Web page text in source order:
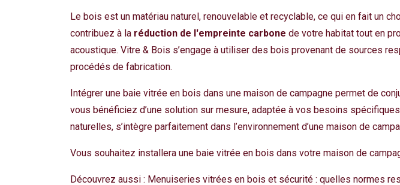
Le bois est un matériau naturel, renouvelable et recyclable, ce qui en fait un
contribuez à la réduction de l'empreinte carbone de votre habitat tout en
acoustique. Vitre & Bois s’engage à utiliser des bois provenant de sources
procédés de fabrication.
Intégrer une baie vitrée en bois dans une maison de campagne permet de
vous bénéficiez d’une solution sur mesure, adaptée à vos besoins
naturelles, s’intègre parfaitement dans l’environnement d’une maison de
Vous souhaitez installera une baie vitrée en bois dans votre maison de
Découvrez aussi : Menuiseries vitrées en bois et sécurité : quelles normes